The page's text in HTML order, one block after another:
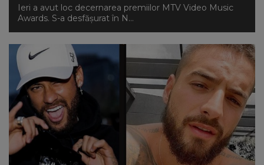
Ieri a avut loc decernarea premiilor MTV Video Music
Awards. S-a desfășurat în N...